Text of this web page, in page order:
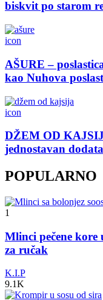
biskvit po starom
icon
AŠURE –
kao Nuhova
icon
DŽEM OD
jednostavan
POPULARNO
1
Mlinci pečene kore
za ručak
K.I.P
9.1K